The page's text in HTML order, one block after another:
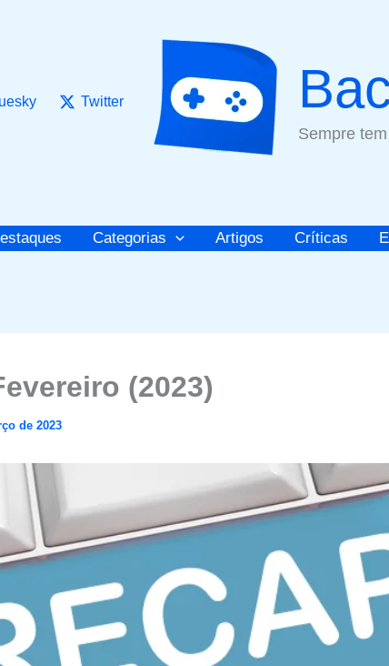
Twitter
Sempre
Categorias Artigos Críticas
(2023)
de 2023